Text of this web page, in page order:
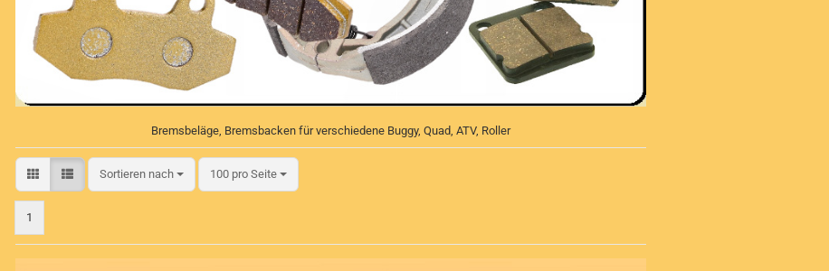
Bremsbeläge, Bremsbacken für verschiedene Buggy, Quad, ATV, Roller
Sortieren nach
Sortieren nach 100 pro Seite
pro Seite
1